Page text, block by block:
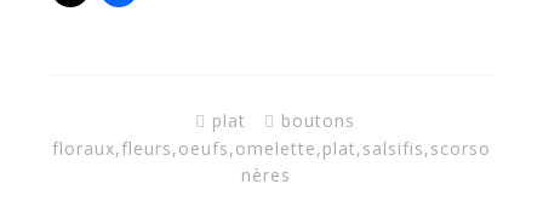
plat
boutons
floraux,fleurs,oeufs,omelette,plat,salsifis,scorso
nères